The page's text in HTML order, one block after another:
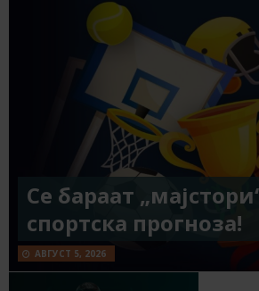
Се бараат
спортска прогноза!
АВГУСТ 5, 2026